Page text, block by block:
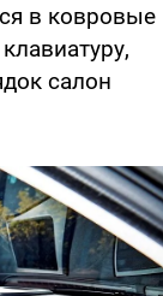
в ковровые
салон